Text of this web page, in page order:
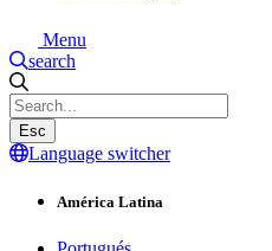
Menu
search
Esc
Language switcher
América Latina